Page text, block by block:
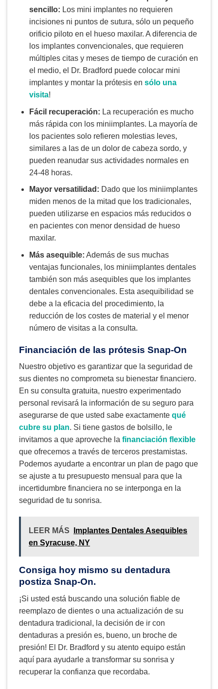
sencillo: Los mini implantes no requieren
incisiones ni puntos de sutura, sólo un pequeño
orificio piloto en el hueso maxilar. A diferencia de
los implantes convencionales, que requieren
múltiples citas y meses de tiempo de curación en
el medio, el Dr. Bradford puede colocar mini
implantes y montar la prótesis en sólo una
visita!
Fácil recuperación: La recuperación es mucho
más rápida con los miniimplantes. La mayoría de
los pacientes solo refieren molestias leves,
similares a las de un dolor de cabeza sordo, y
pueden reanudar sus actividades normales en
24-48 horas.
Mayor versatilidad: Dado que los miniimplantes
miden menos de la mitad que los tradicionales,
pueden utilizarse en espacios más reducidos o
en pacientes con menor densidad de hueso
maxilar.
Más asequible: Además de sus muchas
ventajas funcionales, los miniimplantes dentales
también son más asequibles que los implantes
dentales convencionales. Esta asequibilidad se
debe a la eficacia del procedimiento, la
reducción de los costes de material y el menor
número de visitas a la consulta.
Financiación de las prótesis Snap-On
Nuestro objetivo es garantizar que la seguridad de
sus dientes no comprometa su bienestar financiero.
En su consulta gratuita, nuestro experimentado
personal revisará la información de su seguro para
asegurarse de que usted sabe exactamente qué
cubre su plan. Si tiene gastos de bolsillo, le
invitamos a que aproveche la financiación flexible
que ofrecemos a través de terceros prestamistas.
Podemos ayudarte a encontrar un plan de pago que
se ajuste a tu presupuesto mensual para que la
incertidumbre financiera no se interponga en la
seguridad de tu sonrisa.
LEER MÁS
Implantes Dentales Asequibles
en Syracuse, NY
Consiga hoy mismo su dentadura
postiza Snap-On.
¡Si usted está buscando una solución fiable de
reemplazo de dientes o una actualización de su
dentadura tradicional, la decisión de ir con
dentaduras a presión es, bueno, un broche de
presión! El Dr. Bradford y su atento equipo están
aquí para ayudarle a transformar su sonrisa y
recuperar la confianza que recordaba.